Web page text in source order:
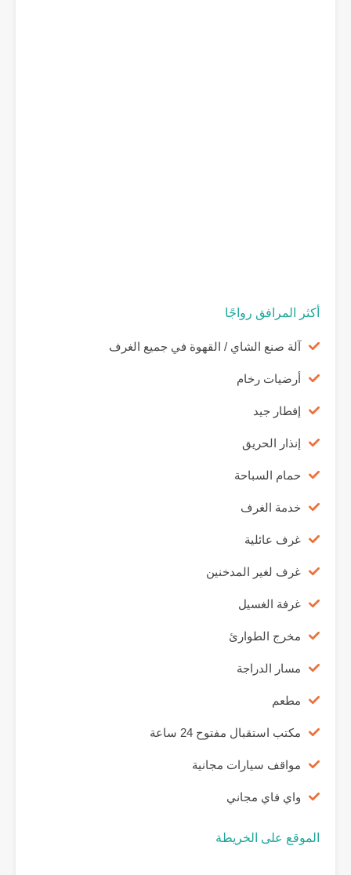
أكثر المرافق رواجًا
آلة صنع الشاي / القهوة في جميع الغرف
أرضيات رخام
إفطار جيد
إنذار الحريق
حمام السباحة
خدمة الغرف
غرف عائلية
غرف لغير المدخنين
غرفة الغسيل
مخرج الطوارئ
مسار الدراجة
مطعم
مكتب استقبال مفتوح 24 ساعة
مواقف سيارات مجانية
واي فاي مجاني
الموقع على الخريطة